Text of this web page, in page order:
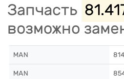
Запчасть
возможно
MAN
MAN